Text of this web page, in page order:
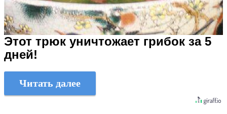
Этот трюк уничтожает грибок за 5
дней!
Читать далее